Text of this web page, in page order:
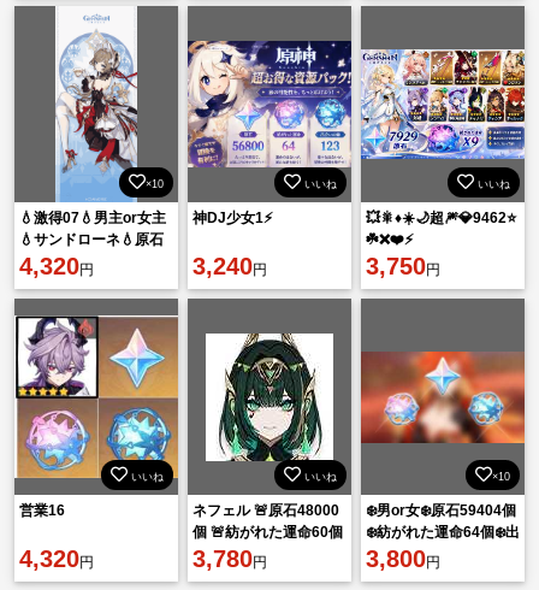
×10
💧激得07💧男主or女主
💧サンドローネ💧原石
48010個💧運命60個💧
縁103個💧💧
4,320円
いいね
神DJ少女1⚡
3,240円
いいね
💥🎇♦️☀️🌙超🎆💎9462⭐
☘️❌❤️⚡
3,750円
いいね
営業16
4,320円
いいね
ネフェル 🚨原石48000
個 🚨紡がれた運命60個
🚨出会いの縁100個
3,780円
×10
❄️男or女❄️原石59404個
❄️紡がれた運命64個❄️出
会いの縁135個
❄️❄️❄️❄️❄️❄️
3,800円